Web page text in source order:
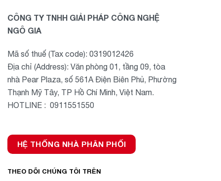
CÔNG TY TNHH GIẢI PHÁP CÔNG NGHỆ
NGÔ GIA
Mã số thuế (Tax code): 0319012426
Địa chỉ (Address): Văn phòng 01, tầng 09, tòa
nhà Pear Plaza, số 561A Điện Biên Phủ, Phường
Thạnh Mỹ Tây, TP Hồ Chí Minh, Việt Nam.
HOTLINE : 0911551550
HỆ THỐNG NHÀ PHÂN PHỐI
THEO DÕI CHÚNG TÔI TRÊN